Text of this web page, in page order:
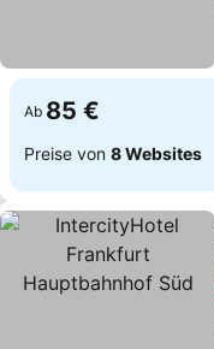
Ab 85 €
Preise von 8 Websites